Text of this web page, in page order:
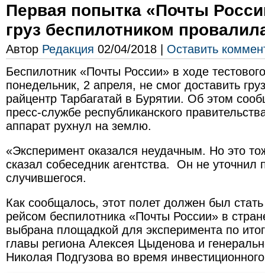
Первая попытка «Почты
груз беспилотником
Автор Редакция 02/04/2018 | Оставить
Беспилотник «Почты России» в ходе
понедельник, 2 апреля, не смог доставить
райцентр Тарбагатай в Бурятии. Об этом
пресс-службе республиканского
аппарат рухнул на землю.
«Эксперимент оказался неудачным. Но это
сказал собеседник агентства. Он не уточнил
случившегося.
Как сообщалось, этот полет должен был
рейсом беспилотника «Почты России» в
выбрана площадкой для эксперимента по
главы региона Алексея Цыденова и
Николая Подгузова во время